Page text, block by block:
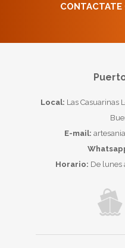
Local: Las Casuarinas
E-mail:
Horario: De lunes